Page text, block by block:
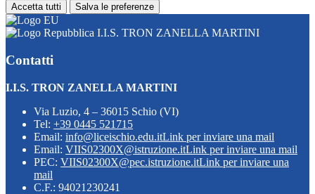
Accetta tutti Salva le preferenze
I.I.S. TRON ZANELLA MARTINI
Contatti
I.I.S. TRON ZANELLA MARTINI
Via Luzio, 4 – 36015 Schio (VI)
Tel: +39 0445 521715
Email: info@liceischio.edu.itLink per inviare una mail
Email: VIIS02300X@istruzione.itLink per inviare una mail
PEC: VIIS02300X@pec.istruzione.itLink per inviare una
mail
C.F.: 94021230241